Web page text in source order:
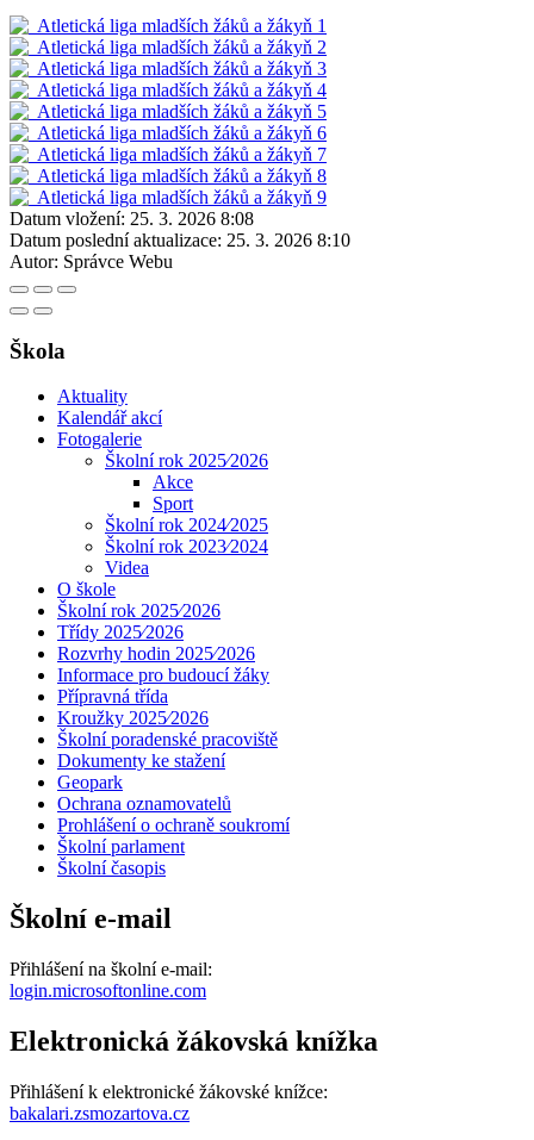
Datum vložení: 25. 3. 2026 8:08
Datum poslední aktualizace: 25. 3. 2026 8:10
Autor: Správce Webu
Škola
Aktuality
Kalendář akcí
Fotogalerie
Školní rok 2025⁄2026
Akce
Sport
Školní rok 2024⁄2025
Školní rok 2023⁄2024
Videa
O škole
Školní rok 2025⁄2026
Třídy 2025⁄2026
Rozvrhy hodin 2025⁄2026
Informace pro budoucí žáky
Přípravná třída
Kroužky 2025⁄2026
Školní poradenské pracoviště
Dokumenty ke stažení
Geopark
Ochrana oznamovatelů
Prohlášení o ochraně soukromí
Školní parlament
Školní časopis
Školní e-mail
Přihlášení na školní e-mail:
login.microsoftonline.com
Elektronická žákovská knížka
Přihlášení k elektronické žákovské knížce:
bakalari.zsmozartova.cz